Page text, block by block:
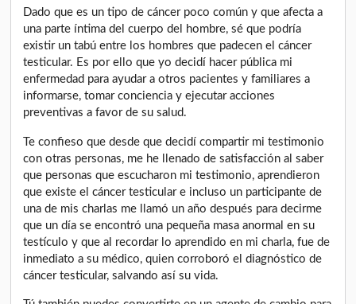
Dado que es un tipo de cáncer poco común y que afecta a
una parte íntima del cuerpo del hombre, sé que podría
existir un tabú entre los hombres que padecen el cáncer
testicular. Es por ello que yo decidí hacer pública mi
enfermedad para ayudar a otros pacientes y familiares a
informarse, tomar conciencia y ejecutar acciones
preventivas a favor de su salud.
Te confieso que desde que decidí compartir mi testimonio
con otras personas, me he llenado de satisfacción al saber
que personas que escucharon mi testimonio, aprendieron
que existe el cáncer testicular e incluso un participante de
una de mis charlas me llamó un año después para decirme
que un día se encontró una pequeña masa anormal en su
testículo y que al recordar lo aprendido en mi charla, fue de
inmediato a su médico, quien corroboró el diagnóstico de
cáncer testicular, salvando así su vida.